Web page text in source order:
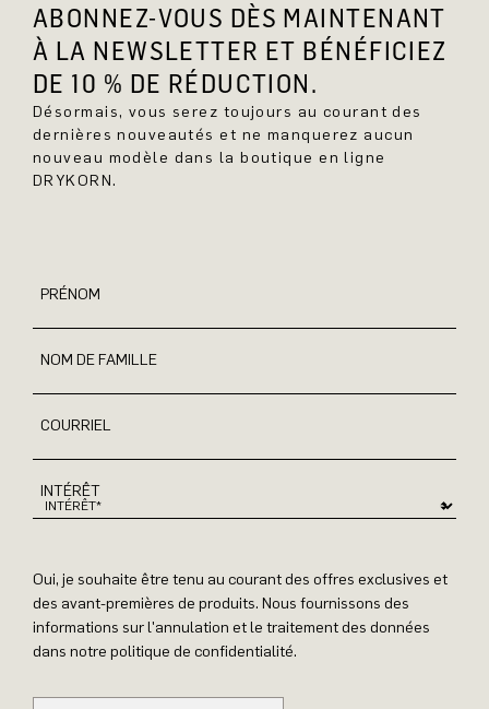
ABONNEZ-VOUS DÈS MAINTENANT
À LA NEWSLETTER ET BÉNÉFICIEZ
DE 10 % DE RÉDUCTION.
Désormais, vous serez toujours au courant des
dernières nouveautés et ne manquerez aucun
nouveau modèle dans la boutique en ligne
DRYKORN.
PRÉNOM
NOM DE FAMILLE
COURRIEL
INTÉRÊT
Oui, je souhaite être tenu au courant des offres exclusives et
des avant-premières de produits. Nous fournissons des
informations sur l'annulation et le traitement des données
dans notre politique de confidentialité.